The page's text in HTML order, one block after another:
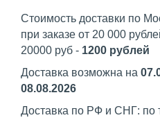
Стоимость доставки по
при заказе от 20 000
20000 руб - 1200 рублей
Доставка возможна на
08.08.2026
Доставка по РФ и СНГ: по